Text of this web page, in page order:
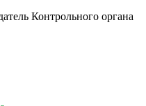
Контрольного органа